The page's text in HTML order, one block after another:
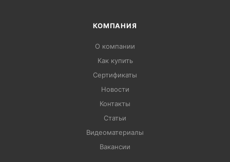
КОМПАНИЯ
О компании
Как купить
Сертификаты
Новости
Контакты
Статьи
Видеоматериалы
Вакансии